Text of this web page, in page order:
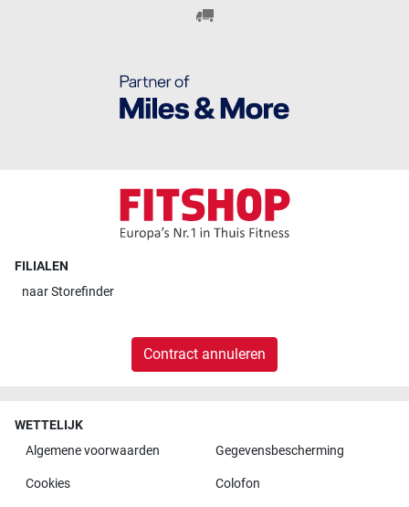
FILIALEN
naarStorefinder
Contract annuleren
WETTELIJK
Algemene voorwaarden
Gegevensbescherming
Cookies Colofon